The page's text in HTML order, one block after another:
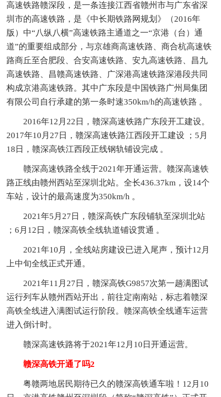
高速铁路赣深段，是一条连接江西省赣州市与广东省深
圳市的高速铁路，是《中长期铁路网规划》（2016年
版）中“八纵八横”高速铁路主通道之一“京港（台）通
道”的重要组成部分，与京雄商高速铁路、商合杭高速铁
路商丘至合肥段、合安高速铁路、安九高速铁路、昌九
高速铁路、昌赣高速铁路、广深港高速铁路深港段共同
构成京港高速铁路。其中广东段是中国铁路广州局集团
有限公司自行承建的第一条时速350km/h的高速铁路 。
2016年12月22日，赣深高速铁路广东段开工建设。
2017年10月27日，赣深高速铁路江西段开工建设 ；5月
18日，赣深高铁江西段正线钢轨铺设完成 。
赣深高速铁路全线于2021年开通运营。赣深高速铁
路正线由赣州西站至深圳北站。全长436.37km，设14个
车站，设计的最高速度为350km/h 。
2021年5月27日，赣深高铁广东段铺轨至深圳北站
；6月12日，赣深高铁全线轨道铺设贯通 。
2021年10月，全线站房建设已进入尾声，预计12月
上中旬全线正式开通。
2021年11月27日，赣深高铁G9857次第一趟满图试
运行列车从赣州西站开出，前往定南南站，标志着赣深
高铁全线进入满图试运行阶段。赣深高铁全线通车运营
进入倒计时。
赣深高速铁路将于2021年12月10日开通运营。
赣深高铁开通了吗2
粤赣两地居民期待已久的赣深高铁通车啦！12月10